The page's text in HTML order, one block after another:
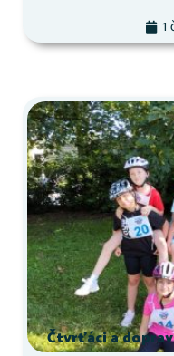
1
Čtvrťáci a